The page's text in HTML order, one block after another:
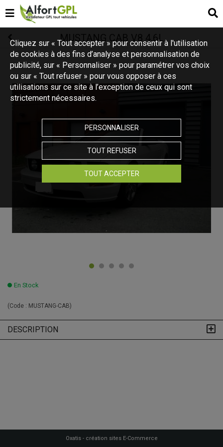
MUSTANG CAB V8 4.6L
En Stock
(Code : MUSTANG-CAB)
DESCRIPTION
Cliquez sur « Tout accepter » pour consentir à l'utilisation
de cookies à des fins d’analyse et personnalisation de
publicité, sur « Personnaliser » pour paramétrer vos choix
ou sur « Tout refuser » pour vous opposer à ces
utilisations sur ce site à l’exception de ceux qui sont
strictement nécessaires.
PERSONNALISER
TOUT REFUSER
TOUT ACCEPTER
Oxatis - création sites E-Commerce